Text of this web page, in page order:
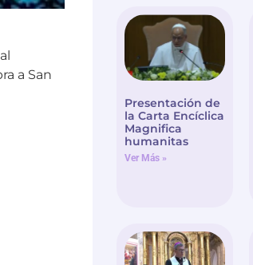
a San
Presentación de
la Carta Encíclica
Magnifica
humanitas
Ver Más »